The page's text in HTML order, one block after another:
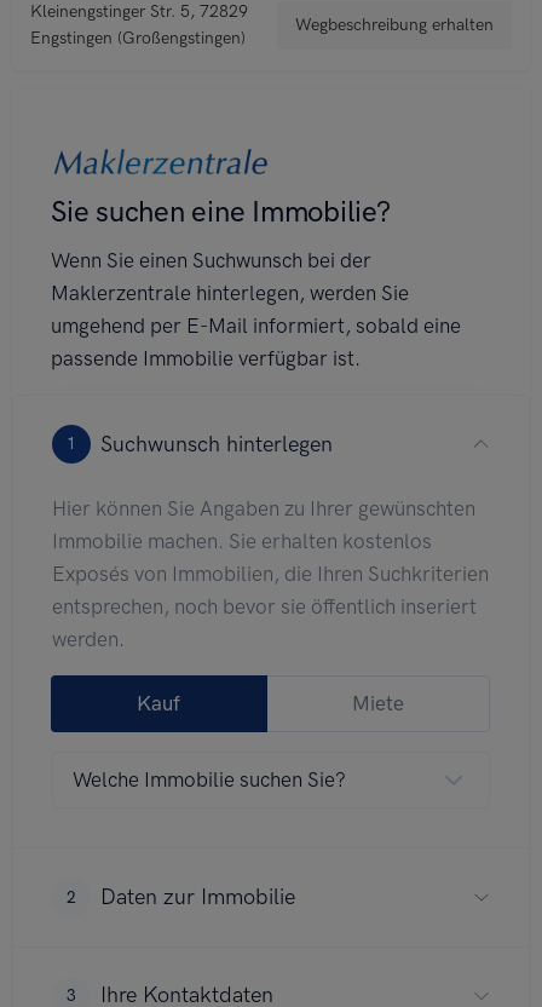
Kleinengstinger Str. 5, 72829
Engstingen (Großengstingen)
Wegbeschreibung erhalten